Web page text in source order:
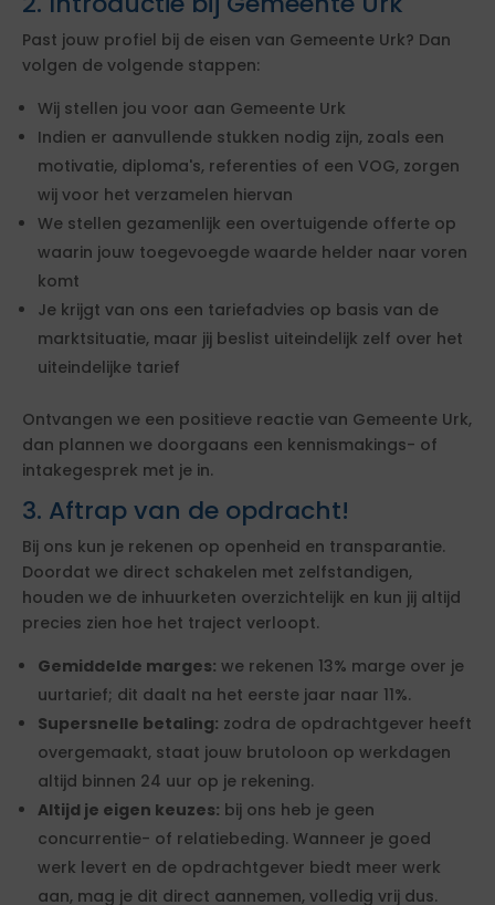
Past jouw profiel bij de eisen van Gemeente Urk? Dan
volgen de volgende stappen:
Wij stellen jou voor aan Gemeente Urk
Indien er aanvullende stukken nodig zijn, zoals een
motivatie, diploma's, referenties of een VOG, zorgen
wij voor het verzamelen hiervan
We stellen gezamenlijk een overtuigende offerte op
waarin jouw toegevoegde waarde helder naar voren
komt
Je krijgt van ons een tariefadvies op basis van de
marktsituatie, maar jij beslist uiteindelijk zelf over het
uiteindelijke tarief
Ontvangen we een positieve reactie van Gemeente Urk,
dan plannen we doorgaans een kennismakings- of
intakegesprek met je in.
3. Aftrap van de opdracht!
Bij ons kun je rekenen op openheid en transparantie.
Doordat we direct schakelen met zelfstandigen,
houden we de inhuurketen overzichtelijk en kun jij altijd
precies zien hoe het traject verloopt.
Gemiddelde marges: we rekenen 13% marge over je
uurtarief; dit daalt na het eerste jaar naar 11%.
Supersnelle betaling: zodra de opdrachtgever heeft
overgemaakt, staat jouw brutoloon op werkdagen
altijd binnen 24 uur op je rekening.
Altijd je eigen keuzes: bij ons heb je geen
concurrentie- of relatiebeding. Wanneer je goed
werk levert en de opdrachtgever biedt meer werk
aan, mag je dit direct aannemen, volledig vrij dus.